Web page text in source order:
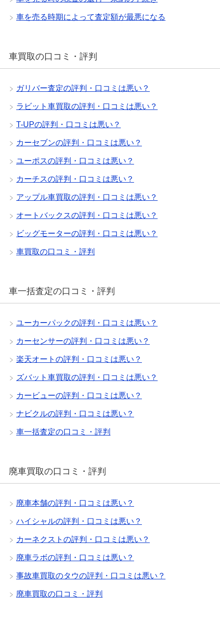
車を売る時期によって査定額が最悪になる
車買取の口コミ・評判
ガリバー査定の評判・口コミは悪い？
ラビット車買取の評判・口コミは悪い？
T-UPの評判・口コミは悪い？
カーセブンの評判・口コミは悪い？
ユーポスの評判・口コミは悪い？
カーチスの評判・口コミは悪い？
アップル車買取の評判・口コミは悪い？
オートバックスの評判・口コミは悪い？
ビッグモーターの評判・口コミは悪い？
車買取の口コミ・評判
車一括査定の口コミ・評判
ユーカーパックの評判・口コミは悪い？
カーセンサーの評判・口コミは悪い？
楽天オートの評判・口コミは悪い？
ズバット車買取の評判・口コミは悪い？
カービューの評判・口コミは悪い？
ナビクルの評判・口コミは悪い？
車一括査定の口コミ・評判
廃車買取の口コミ・評判
廃車本舗の評判・口コミは悪い？
ハイシャルの評判・口コミは悪い？
カーネクストの評判・口コミは悪い？
廃車ラボの評判・口コミは悪い？
事故車買取のタウの評判・口コミは悪い？
廃車買取の口コミ・評判